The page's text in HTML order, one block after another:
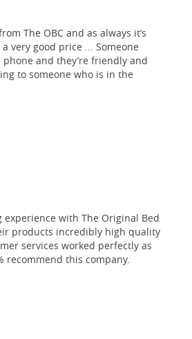
The OBC and as always it’s
very good price ... Someone
and they’re friendly and
to someone who is in the
experience with The Original Bed
products incredibly high quality
services worked perfectly as
recommend this company.